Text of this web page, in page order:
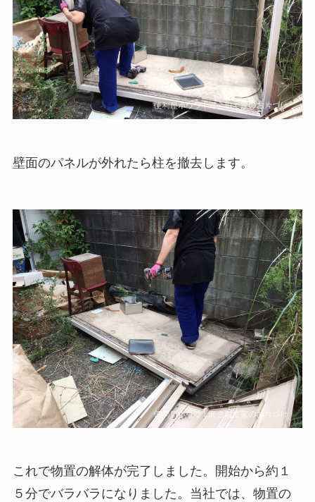
壁面のパネルが外れたら柱を撤去します。
これで物置の解体が完了しました。開始から約１
５分でバラバラになりました。当社では、物置の